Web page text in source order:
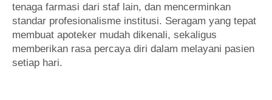
tenaga farmasi dari staf lain, dan mencerminkan
standar profesionalisme institusi. Seragam yang tepat
membuat apoteker mudah dikenali, sekaligus
memberikan rasa percaya diri dalam melayani pasien
setiap hari.